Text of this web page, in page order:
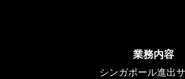
業務内容
シンガポール進出